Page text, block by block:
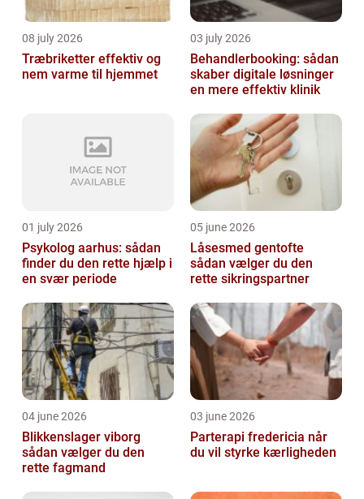
08 july 2026
Træbriketter effektiv og
nem varme til hjemmet
03 july 2026
Behandlerbooking: sådan
skaber digitale løsninger
en mere effektiv klinik
01 july 2026
Psykolog aarhus: sådan
finder du den rette hjælp i
en svær periode
05 june 2026
Låsesmed gentofte
sådan vælger du den
rette sikringspartner
04 june 2026
Blikkenslager viborg
sådan vælger du den
rette fagmand
03 june 2026
Parterapi fredericia når
du vil styrke kærligheden